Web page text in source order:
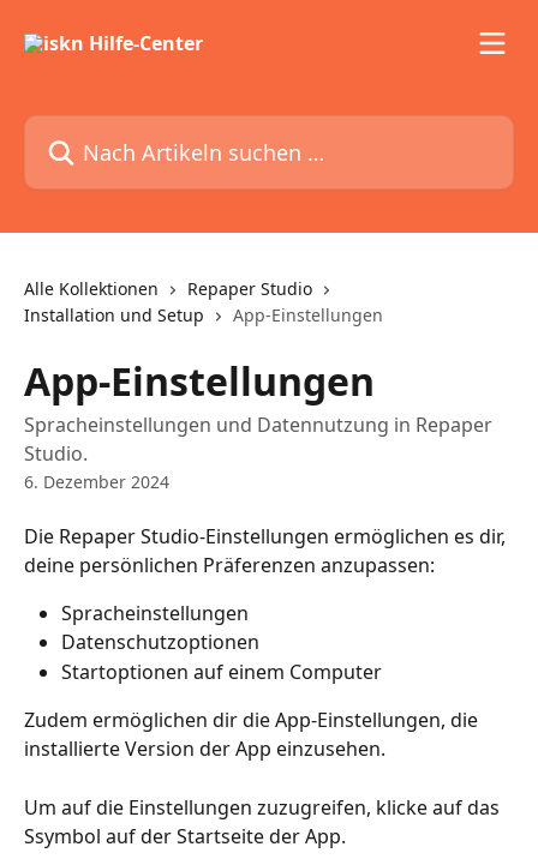
Nach Artikeln suchen …
Alle Kollektionen
Repaper Studio
Installation und Setup
App-Einstellungen
App-Einstellungen
Spracheinstellungen und Datennutzung in Repaper
Studio.
6. Dezember 2024
Die Repaper Studio-Einstellungen ermöglichen es dir,
deine persönlichen Präferenzen anzupassen:
Spracheinstellungen
Datenschutzoptionen
Startoptionen auf einem Computer
Zudem ermöglichen dir die App-Einstellungen, die
installierte Version der App einzusehen.
Um auf die Einstellungen zuzugreifen, klicke auf das
Ssymbol auf der Startseite der App.